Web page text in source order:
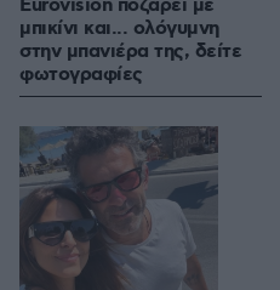
Eurovision ποζάρει με
μπικίνι και... ολόγυμνη
στην μπανιέρα της, δείτε
φωτογραφίες